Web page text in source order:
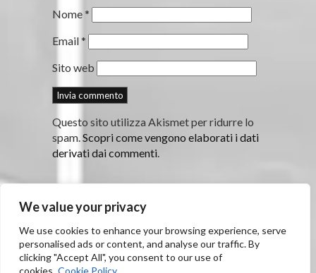
We value your privacy
We use cookies to enhance your browsing experience, serve
personalised ads or content, and analyse our traffic. By
clicking "Accept All", you consent to our use of
cookies. Cookie Policy
Nome*
Email*
Sito web
Questo sito utilizza Akismet per ridurre lo
spam. Scopri come vengono elaborati i dati
derivati dai commenti
© 2026Nando Bertolini Architetto
Via Roma 110 - 42049 Sant’Ilario d’Enza (RE)
Email: nando@bertoliniarchitettura.it